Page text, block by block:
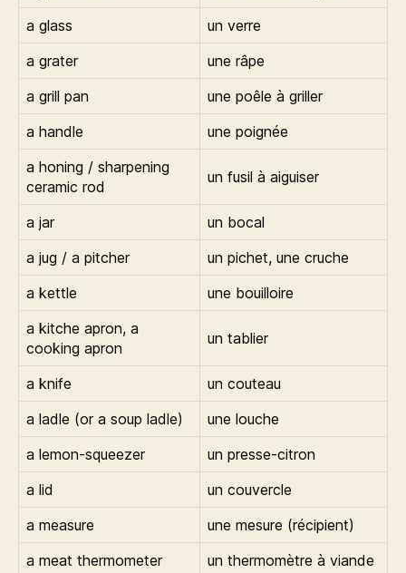
a glass
un verre
a grater
une râpe
a grill pan
une poêle à griller
a handle
une poignée
a honing / sharpening
ceramic rod
un fusil à aiguiser
a jar
un bocal
a jug / a pitcher
un pichet, une cruche
a kettle
une bouilloire
a kitche apron, a
cooking apron
un tablier
a knife
un couteau
a ladle (or a soup ladle)
une louche
a lemon-squeezer
un presse-citron
a lid
un couvercle
a measure
une mesure (récipient)
a meat thermometer
un thermomètre à viande